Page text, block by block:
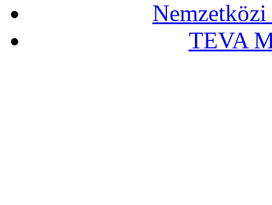
Nemzetközi
TEVA